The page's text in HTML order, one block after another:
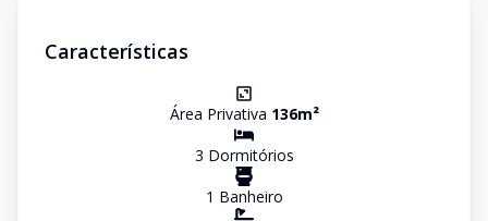
Características
Área Privativa 136m²
3 Dormitórios
1 Banheiro